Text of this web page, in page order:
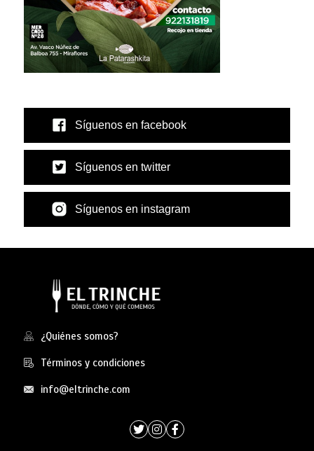
Síguenos en facebook
Síguenos en twitter
Síguenos en instagram
¿Quiénes somos?
Términos y condiciones
info@eltrinche.com